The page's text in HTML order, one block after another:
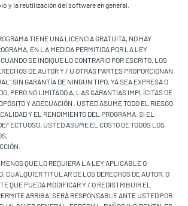
y la reutilización del software en general.
TIENE UNA LICENCIA GRATUITA, NO HAY
EN LA MEDIDA PERMITIDA POR LA LEY
SE INDIQUE LO CONTRARIO POR ESCRITO, LOS
DE AUTOR Y / U OTRAS PARTES PROPORCIONAN
SIN GARANTÍA DE NINGÚN TIPO, YA SEA EXPRESA O
PERO NO LIMITADO A, LAS GARANTÍAS IMPLÍCITAS DE
Y ADECUACIÓN . USTED ASUME TODO EL RIESGO
Y EL RENDIMIENTO DEL PROGRAMA. SI EL
USTED ASUME EL COSTO DE TODOS LOS
MENOS QUE LO REQUIERA LA LEY APLICABLE O
CUALQUIER TITULAR DE LOS DERECHOS DE AUTOR, O
QUE PUEDA MODIFICAR Y / O REDISTRIBUIR EL
ARRIBA, SERÁ RESPONSABLE ANTE USTED POR